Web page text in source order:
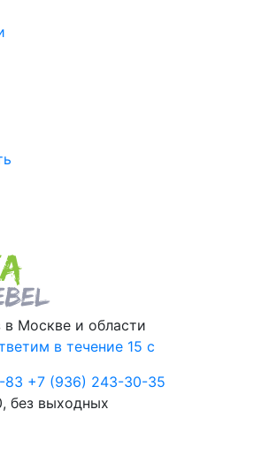
в Москве и области
в течение 15 с
83 +7 (936) 243-30-35
без выходных